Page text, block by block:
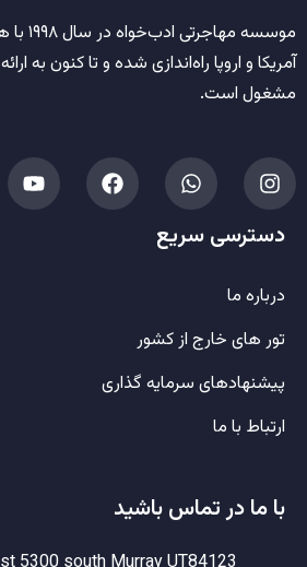
موسسه مهاجرتی ادب‌خواه در سال
با
آمریکا و اروپا راه‌اندازی شده و تا کنون به
مشغول است.
دسترسی سریع
درباره ما
تور های خارج از کشور
پیشنهادهای سرمایه گذاری
ارتباط با ما
با ما در تماس باشید